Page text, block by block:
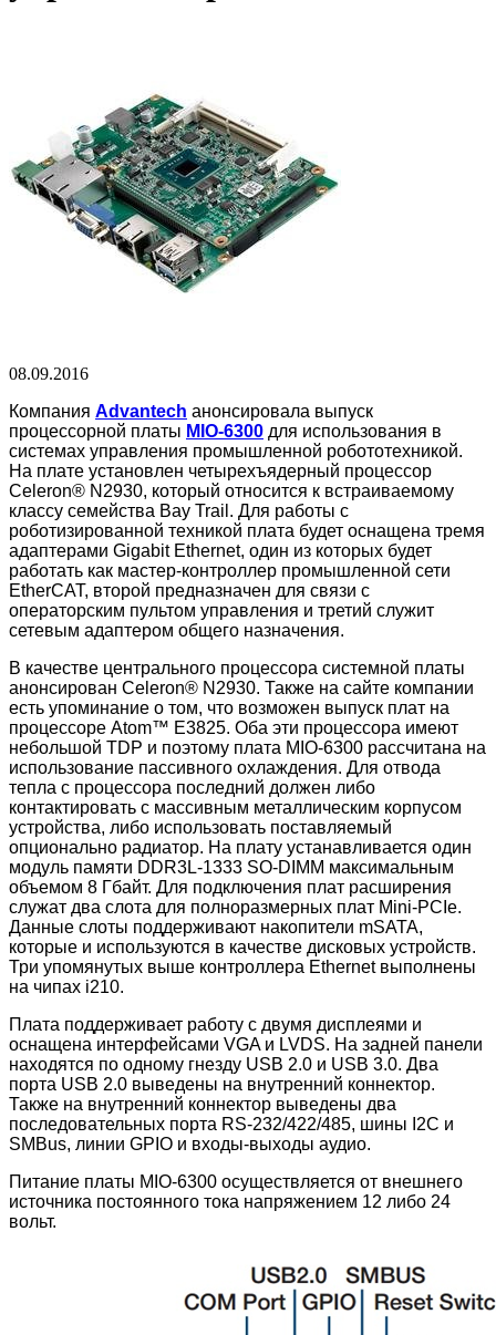
08.09.2016
Компания Advantech анонсировала выпуск
процессорной платы MIO-6300 для использования в
системах управления промышленной робототехникой.
На плате установлен четырехъядерный процессор
Celeron® N2930, который относится к встраиваемому
классу семейства Bay Trail. Для работы с
роботизированной техникой плата будет оснащена тремя
адаптерами Gigabit Ethernet, один из которых будет
работать как мастер-контроллер промышленной сети
EtherCAT, второй предназначен для связи с
операторским пультом управления и третий служит
сетевым адаптером общего назначения.
В качестве центрального процессора системной платы
анонсирован Celeron® N2930. Также на сайте компании
есть упоминание о том, что возможен выпуск плат на
процессоре Atom™ E3825. Оба эти процессора имеют
небольшой TDP и поэтому плата MIO-6300 рассчитана на
использование пассивного охлаждения. Для отвода
тепла с процессора последний должен либо
контактировать с массивным металлическим корпусом
устройства, либо использовать поставляемый
опционально радиатор. На плату устанавливается один
модуль памяти DDR3L-1333 SO-DIMM максимальным
объемом 8 Гбайт. Для подключения плат расширения
служат два слота для полноразмерных плат Mini-PCIe.
Данные слоты поддерживают накопители mSATA,
которые и используются в качестве дисковых устройств.
Три упомянутых выше контроллера Ethernet выполнены
на чипах i210.
Плата поддерживает работу с двумя дисплеями и
оснащена интерфейсами VGA и LVDS. На задней панели
находятся по одному гнезду USB 2.0 и USB 3.0. Два
порта USB 2.0 выведены на внутренний коннектор.
Также на внутренний коннектор выведены два
последовательных порта RS-232/422/485, шины I2C и
SMBus, линии GPIO и входы-выходы аудио.
Питание платы MIO-6300 осуществляется от внешнего
источника постоянного тока напряжением 12 либо 24
вольт.